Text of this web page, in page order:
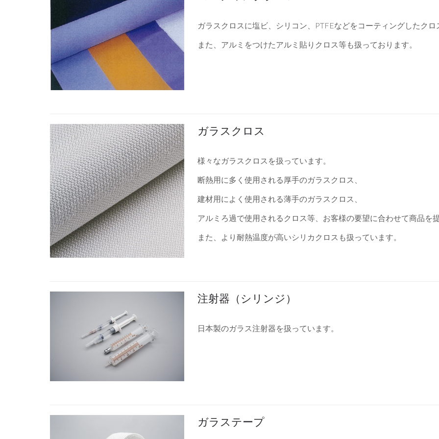
ガラスクロスに塩ビ、シリコン、PTFEなどをコーティングしたクロ
また、アルミをつけたアルミ貼りクロス等も扱っております。
ガラスクロス
様々なガラスクロスを扱っています。
断熱用に多く使用される厚手のガラスクロス、
建材用によく使用される薄手のガラスクロス、
アルミろ過で使用されるクロス等、お客様の要望に合わせて商品を提
また、より耐熱温度が高いシリカクロスも扱っています。
注射器（シリンジ）
日本製のガラス注射器を扱っています。
ガラステープ